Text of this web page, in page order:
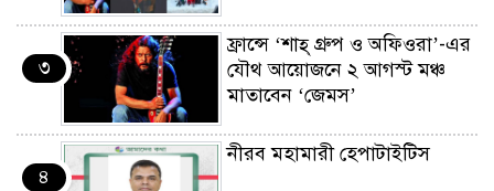
৩
ফ্রান্সে ‘শাহ্ গ্রুপ ও অফিওরা’-এর
যৌথ আয়োজনে ২ আগস্ট মঞ্চ
মাতাবেন ‘জেমস’
৪
নীরব মহামারী হেপাটাইটিস